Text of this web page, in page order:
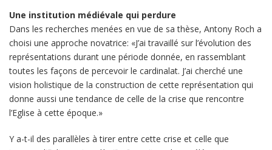
Une institution médiévale qui perdure
Dans les recherches menées en vue de sa thèse, Antony Roch a
choisi une approche novatrice: «J’ai travaillé sur l’évolution des
représentations durant une période donnée, en rassemblant
toutes les façons de percevoir le cardinalat. J’ai cherché une
vision holistique de la construction de cette représentation qui
donne aussi une tendance de celle de la crise que rencontre
l’Eglise à cette époque.»
Y a-t-il des parallèles à tirer entre cette crise et celle que